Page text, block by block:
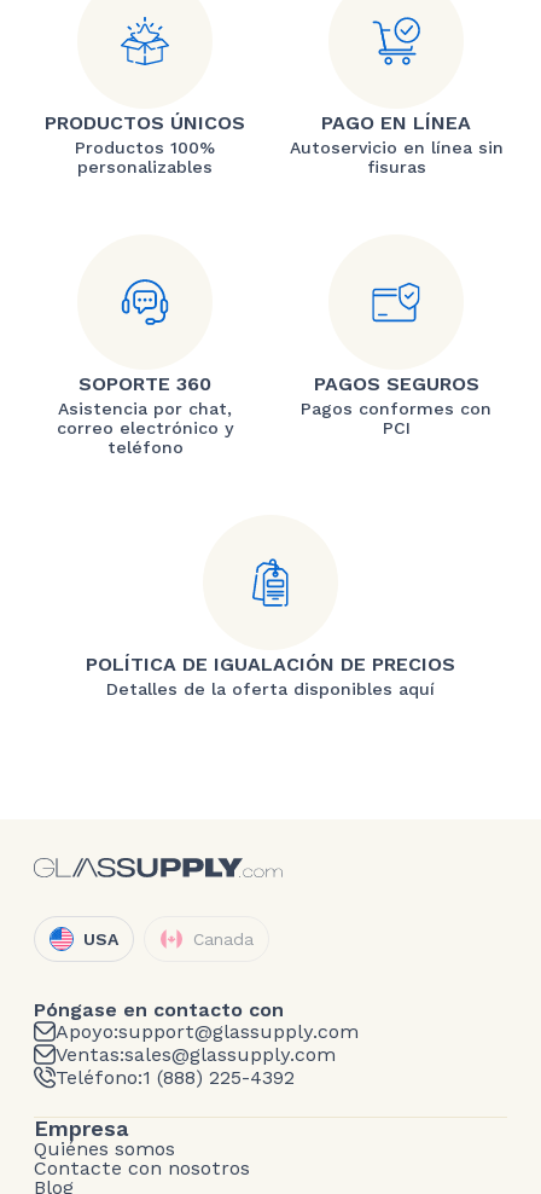
PRODUCTOS ÚNICOS
Productos 100%
personalizables
PAGO EN LÍNEA
Autoservicio en línea sin
fisuras
SOPORTE 360
Asistencia por chat,
correo electrónico y
teléfono
PAGOS SEGUROS
Pagos conformes con
PCI
POLÍTICA DE IGUALACIÓN DE PRECIOS
Detalles de la oferta disponibles aquí
USA Canada
Póngase en contacto con
Apoyo:support@glassupply.com
Ventas:sales@glassupply.com
Teléfono:1 (888) 225-4392
Empresa
Quiénes somos
Contacte con nosotros
Blog